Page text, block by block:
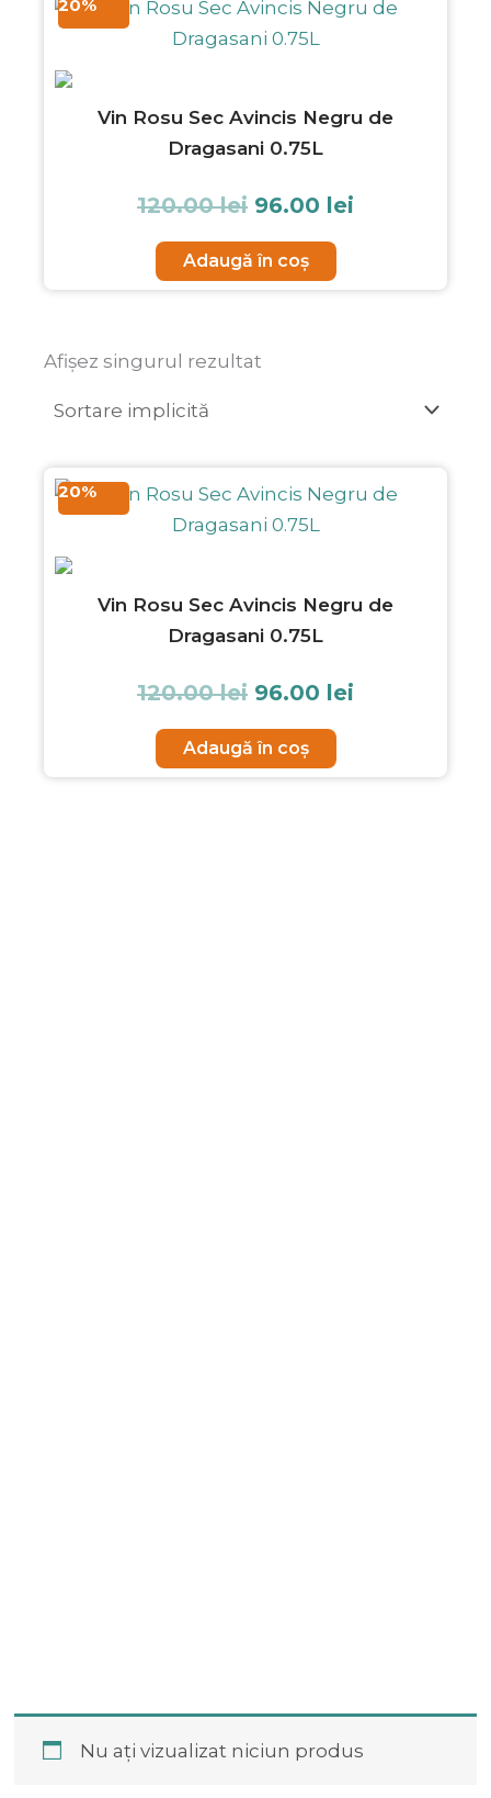
20%
Vin Rosu Sec Avincis Negru de
Dragasani 0.75L
120.00lei
inițial
a
120.00 lei.
96.00 lei
curent
Adaugă în coș
Afișez singurul rezultat
20%
Vin Rosu Sec Avincis Negru de
Dragasani 0.75L
120.00lei
Prețul
inițial
a
120.00 lei.
96.00 lei
Prețul
curent
Adaugă în coș
Nu ați vizualizat niciun produs